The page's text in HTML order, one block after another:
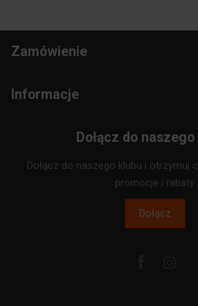
Zamówienie
Informacje
Dołącz do
Dołącz do naszego klubu i otrzymuj
promocje i rabaty.
Dołącz